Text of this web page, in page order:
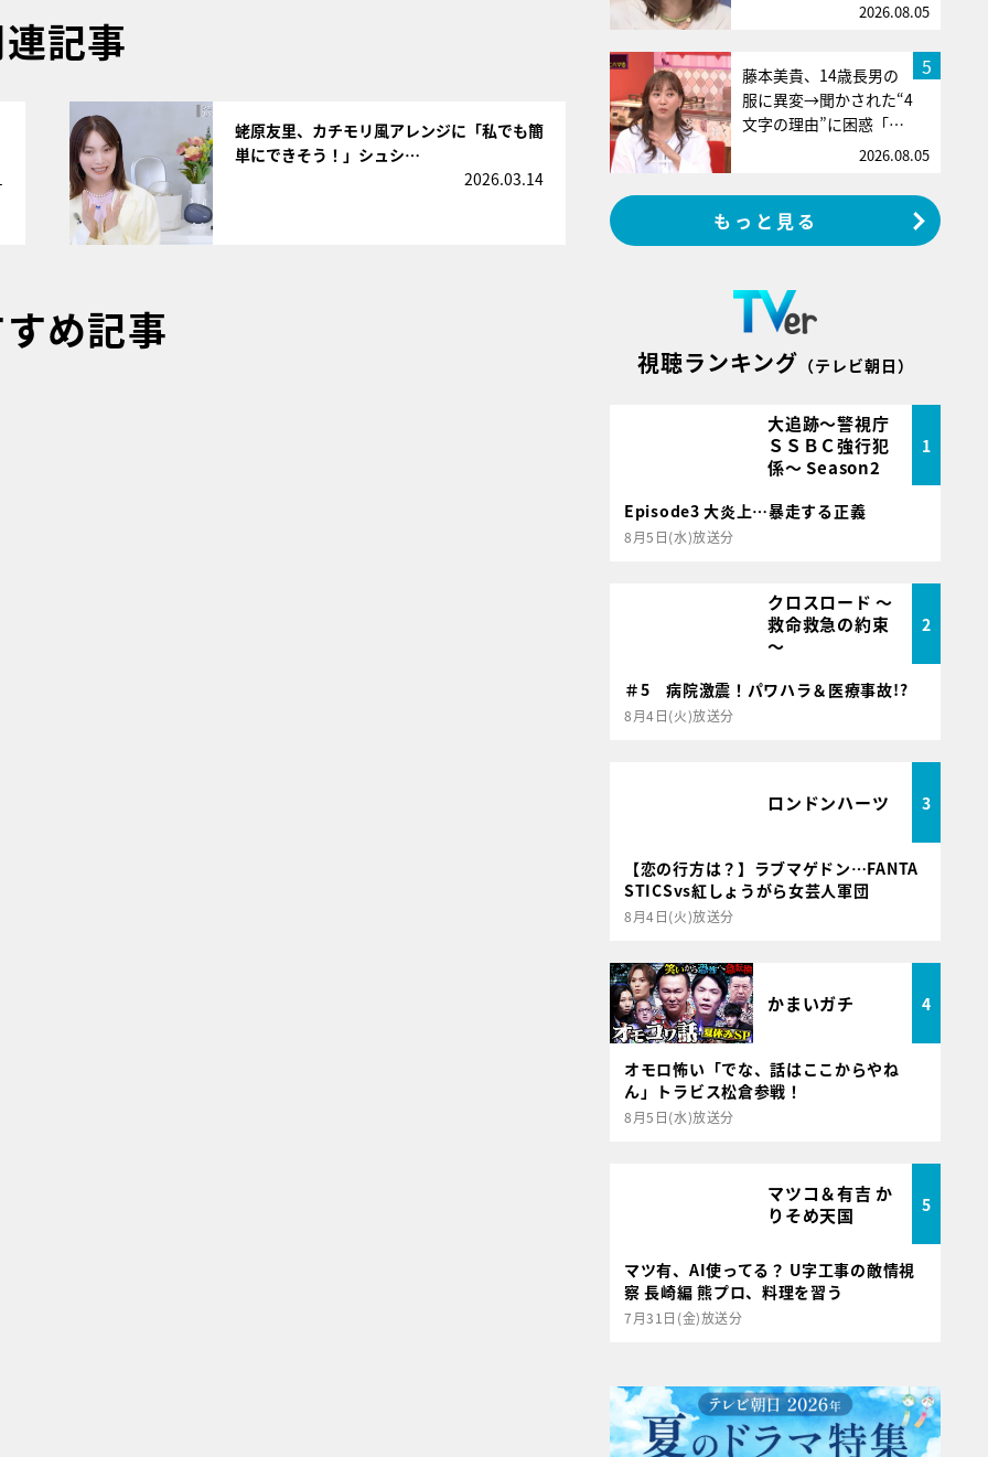
記事
蛯原友里、カチモリ風アレンジに「私でも簡
単にできそう！」シュシ…
2026.03.14
め記事
2026.08.05
5
藤本美貴、14歳長男の
服に異変→聞かされた“4
文字の理由”に困惑「…
2026.08.05
もっと見る
視聴ランキング （テレビ朝日）
大追跡～警視庁
ＳＳＢＣ強行犯
係～ Season2
1
Episode3 大炎上…暴走する正義
8月5日(水)放送分
クロスロード ～
救命救急の約束
～
2
＃5 病院激震！パワハラ＆医療事故!?
8月4日(火)放送分
ロンドンハーツ 3
【恋の行方は？】ラブマゲドン…FANTA
STICSvs紅しょうがら女芸人軍団
8月4日(火)放送分
かまいガチ 4
オモロ怖い「でな、話はここからやね
ん」トラビス松倉参戦！
8月5日(水)放送分
マツコ＆有吉 か
りそめ天国
5
マツ有、AI使ってる？ U字工事の敵情視
察 長崎編 熊プロ、料理を習う
7月31日(金)放送分